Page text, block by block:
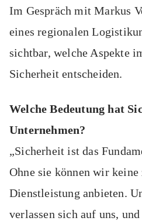
Im Gespräch mit Markus
eines regionalen
sichtbar, welche Aspekte
Sicherheit entscheiden.
Welche Bedeutung hat
Unternehmen?
„Sicherheit ist das
Ohne sie können wir keine
Dienstleistung anbieten.
verlassen sich auf uns,